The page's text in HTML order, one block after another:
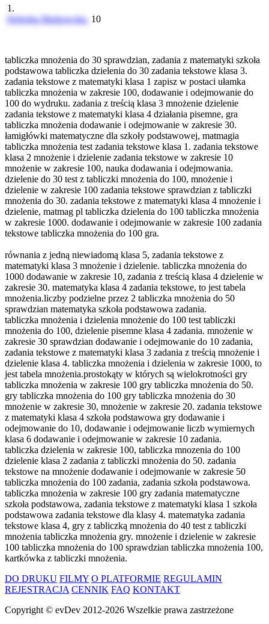
1.
Helenka Markowska 10
tabliczka mnożenia do 30 sprawdzian, zadania z matematyki szkoła
podstawowa tabliczka dzielenia do 30 zadania tekstowe klasa 3.
zadania tekstowe z matematyki klasa 1 zapisz w postaci ułamka
tabliczka mnożenia w zakresie 100, dodawanie i odejmowanie do
100 do wydruku. zadania z treścią klasa 3 mnożenie dzielenie
zadania tekstowe z matematyki klasa 4 działania pisemne, gra
tabliczka mnożenia dodawanie i odejmowanie w zakresie 30.
łamigłówki matematyczne dla szkoły podstawowej, matmagia
tabliczka mnożenia test zadania tekstowe klasa 1. zadania tekstowe
klasa 2 mnożenie i dzielenie zadania tekstowe w zakresie 10
mnożenie w zakresie 100, nauka dodawania i odejmowania.
dzielenie do 30 test z tabliczki mnożenia do 100, mnożenie i
dzielenie w zakresie 100 zadania tekstowe sprawdzian z tabliczki
mnożenia do 30. zadania tekstowe z matematyki klasa 4 mnożenie i
dzielenie, matmag pl tabliczka dzielenia do 100 tabliczka mnożenia
w zakresie 1000. dodawanie i odejmowanie w zakresie 100 zadania
tekstowe tabliczka mnożenia do 100 gra.
równania z jedną niewiadomą klasa 5, zadania tekstowe z
matematyki klasa 3 mnożenie i dzielenie. tabliczka mnożenia do
1000 dodawanie w zakresie 10, zadania z treścią klasa 4 dzielenie w
zakresie 30. matematyka klasa 4 zadania tekstowe, to jest tabela
mnożenia.liczby podzielne przez 2 tabliczka mnożenia do 50
sprawdzian matematyka szkoła podstawowa zadania.
tabliczka mnożenia i dzielenia mnożenie do 100 test tabliczki
mnożenia do 100, dzielenie pisemne klasa 4 zadania. mnożenie w
zakresie 30 sprawdzian dodawanie i odejmowanie do 10 zadania,
zadania tekstowe z matematyki klasa 3 zadania z treścią mnożenie i
dzielenie klasa 4. tabliczka mnożenia i dzielenia w zakresie 1000, to
jest tabela mnożenia.prostokąty w których są wielokrotności gry
tabliczka mnożenia w zakresie 100 gry tabliczka mnożenia do 50.
gry tabliczka mnożenia do 100 gry tabliczka mnożenia do 30
mnożenie w zakresie 30, mnożenie w zakresie 20. zadania tekstowe
z matematyki klasa 4 szkoła podstawowa gry dodawanie i
odejmowanie do 10, dodawanie i odejmowanie liczb wymiernych
klasa 6 dodawanie i odejmowanie w zakresie 10 zadania.
tabliczka dzielenia w zakresie 100, tabliczka mnozenia do 100
dzielenie klasa 2 zadania z tabliczki mnożenia do 50. zadania
tekstowe na mnożenie dodawanie i odejmowanie w zakresie 50
tabliczka mnożenia do 100 zadania, zadania szkoła podstawowa.
tabliczka mnożenia w zakresie 100 gry zadania matematyczne
szkoła podstawowa, zadania tekstowe z matematyki klasa 1 szkoła
podstawowa zadania tekstowe dla klasy 4. matematyka zadania
tekstowe klasa 4, gry z tabliczką mnożenia do 40 test z tabliczki
mnożenia tabliczka mnożenia gry. mnożenie i dzielenie w zakresie
100 tabliczka mnożenia do 100 sprawdzian tabliczka mnożenia 100,
kartkówka z tabliczki mnożenia.
DO DRUKU FILMY O PLATFORMIE REGULAMIN
REJESTRACJA CENNIK FAQ KONTAKT
Copyright © evDev 2012-2026 Wszelkie prawa zastrzeżone